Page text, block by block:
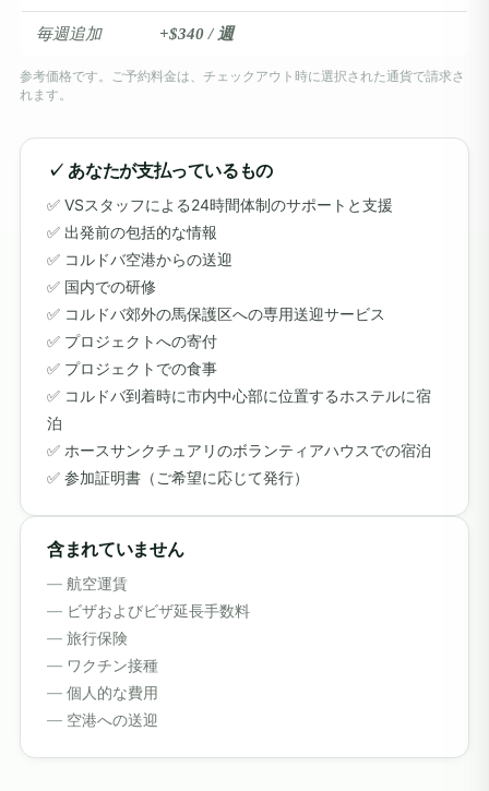
毎週追加 +$340 / 週
参考価格です。ご予約料金は、チェックアウト時に選択された通貨で請求さ
れます。
✓ あなたが支払っているもの
VSスタッフによる24時間体制のサポートと支援
出発前の包括的な情報
コルドバ空港からの送迎
国内での研修
コルドバ郊外の馬保護区への専用送迎サービス
プロジェクトへの寄付
プロジェクトでの食事
コルドバ到着時に市内中心部に位置するホステルに宿
泊
ホースサンクチュアリのボランティアハウスでの宿泊
参加証明書（ご希望に応じて発行）
含まれていません
航空運賃
ビザおよびビザ延長手数料
旅行保険
ワクチン接種
個人的な費用
空港への送迎